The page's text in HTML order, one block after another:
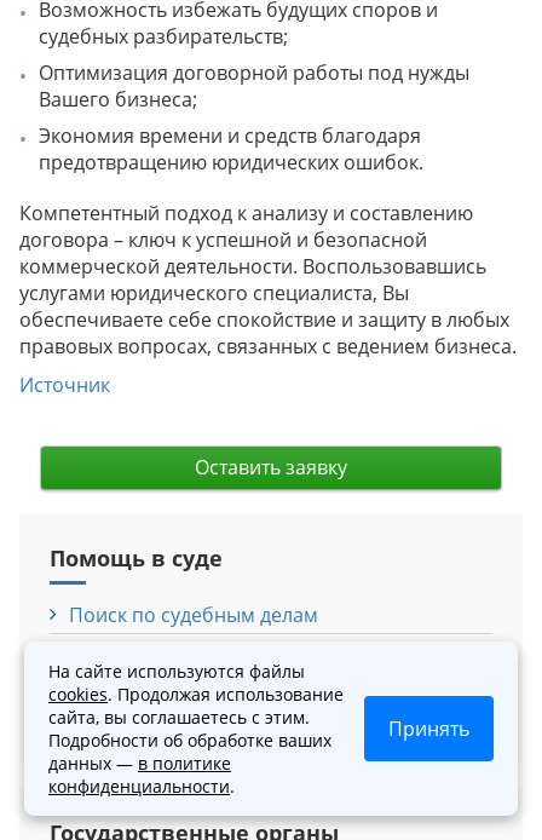
Возможность избежать будущих споров и
судебных разбирательств;
Оптимизация договорной работы под нужды
Вашего бизнеса;
Экономия времени и средств благодаря
предотвращению юридических ошибок.
Компетентный подход к анализу и составлению
договора – ключ к успешной и безопасной
коммерческой деятельности. Воспользовавшись
услугами юридического специалиста, Вы
обеспечиваете себе спокойствие и защиту в любых
правовых вопросах, связанных с ведением бизнеса.
Источник
Оставить заявку
Помощь в суде
Поиск по судебным делам
Калькулятор госпошлины
Определить территориальную подсудность
Государственные органы
На сайте используются файлы
cookies. Продолжая использование
сайта, вы соглашаетесь с этим.
Подробности об обработке ваших
данных — в политике
конфиденциальности.
Принять